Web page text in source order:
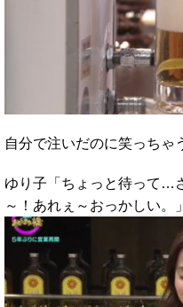
自分で注いだのに笑っちゃ
ゆり子「ちょっと待って…
～！あれぇ～おっかしい。」